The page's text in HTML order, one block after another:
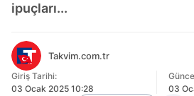
ipuçları...
Takvim.com.tr
Giriş Tarihi:
03 Ocak 2025 10:28
03